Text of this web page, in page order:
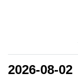
2026-08-02